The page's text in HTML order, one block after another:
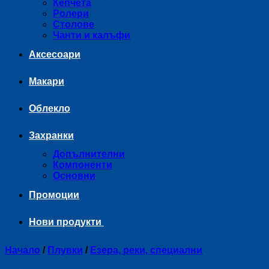
Кепчета
Ролери
Столове
Чанти и калъфи
Аксесоари
Макари
Облекло
Захранки
Допълнителни
Компоненти
Основни
Промоции
Нови продукти
Начало / Плувки / Езера, реки, специални